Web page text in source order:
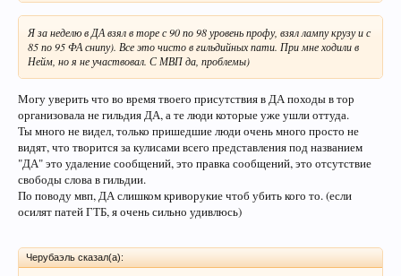
и ушел).
Про умственно отсталых людях в гильдии говорить не стоит, ребята
нормальные. Просто они не похожи на другие гильдии сервера. Мне
кажется для них реально гв не главное.
Я за неделю в ДА взял в торе с 90 по 98 уровень профу, взял лампу крузу и с
85 по 95 ФА снипу). Все это чисто в гильдийных пати. При мне ходили в
Нейм, но я не участвовал. С МВП да, проблемы)
Могу уверить что во время твоего присутствия в ДА походы в тор
организовала не гильдия ДА, а те люди которые уже ушли оттуда.
Ты много не видел, только пришедшие люди очень много просто не
видят, что творится за кулисами всего представления под названием
"ДА" это удаление сообщений, это правка сообщений, это отсутствие
свободы слова в гильдии.
По поводу мвп, ДА слишком криворукие чтоб убить кого то. (если
осилят патей ГТБ, я очень сильно удивлюсь)
Черубаэль сказал(а):